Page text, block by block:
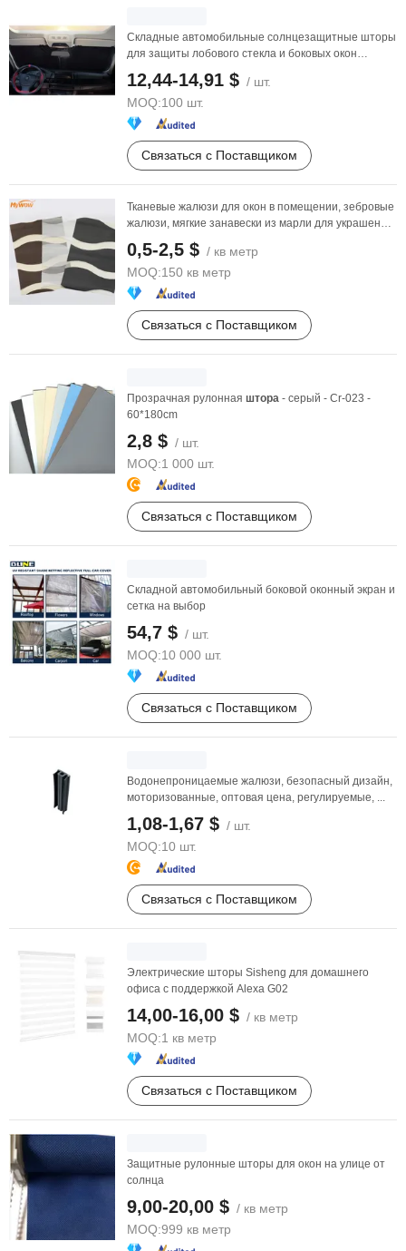
Складные автомобильные солнцезащитные шторы
для защиты лобового стекла и боковых окон
12,44-14,91 $ / шт.
MOQ:100 шт.
Связаться с Поставщиком
Тканевые жалюзи для окон в помещении, зебровые
жалюзи, мягкие занавески из марли для украшения
0,5-2,5 $ / кв метр
MOQ:150 кв метр
Связаться с Поставщиком
Прозрачная рулонная штора - серый - Cr-023 -
60*180cm
2,8 $ / шт.
MOQ:1 000 шт.
Связаться с Поставщиком
Складной автомобильный боковой оконный экран и
сетка на выбор
54,7 $ / шт.
MOQ:10 000 шт.
Связаться с Поставщиком
Водонепроницаемые жалюзи, безопасный дизайн,
моторизованные, оптовая цена, регулируемые, ...
1,08-1,67 $ / шт.
MOQ:10 шт.
Связаться с Поставщиком
Электрические шторы Sisheng для домашнего
офиса с поддержкой Alexa G02
14,00-16,00 $ / кв метр
MOQ:1 кв метр
Связаться с Поставщиком
Защитные рулонные шторы для окон на улице от
солнца
9,00-20,00 $ / кв метр
MOQ:999 кв метр